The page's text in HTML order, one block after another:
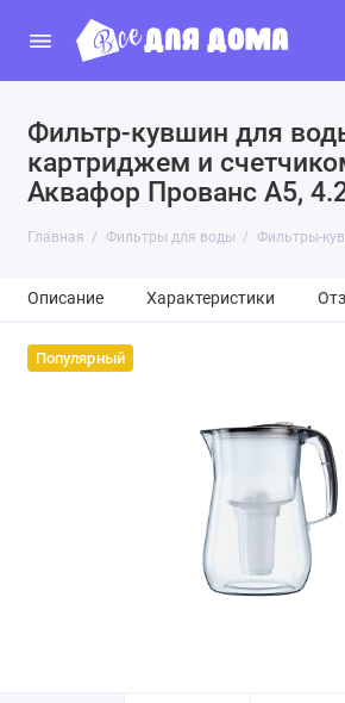
Фильтр-кувшин для
картриджем и
Аквафор Прованс А5,
Главная Фильтры для воды Фильтры-
Описание Характеристики
Популярный